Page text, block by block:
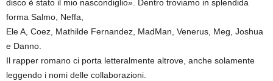
disco è stato il mio nascondiglio». Dentro troviamo in splendida
forma Salmo, Neffa,
Ele A, Coez, Mathilde Fernandez, MadMan, Venerus, Meg, Joshua
e Danno.
Il rapper romano ci porta letteralmente altrove, anche solamente
leggendo i nomi delle collaborazioni.